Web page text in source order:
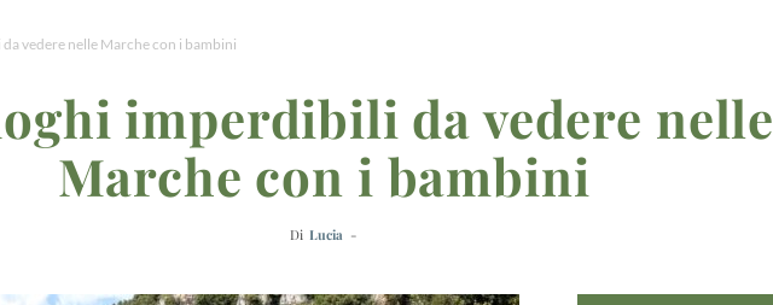
vedere nelle Marche con i bambini
imperdibili da vedere nelle
Marche con i bambini
Di Lucia -